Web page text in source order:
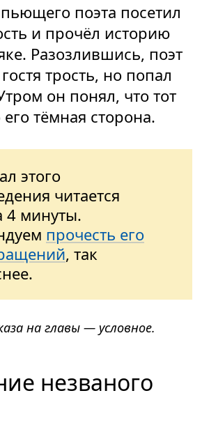
поэта посетил
и прочёл историю
Разозлившись, поэт
трость, но попал
он понял, что тот
тёмная сторона.
этого
читается
4 минуты.
прочесть его
, так
на главы — условное.
незваного